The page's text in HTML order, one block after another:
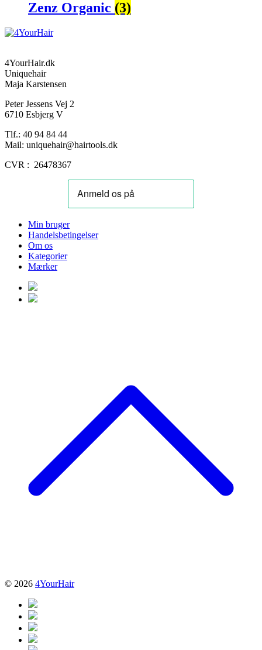
Zenz Organic (3)
4YourHair.dk
Uniquehair
Maja Karstensen
Peter Jessens Vej 2
6710 Esbjerg V
Tlf.: 40 94 84 44
Mail: uniquehair@hairtools.dk
CVR : 26478367
Min bruger
Handelsbetingelser
Om os
Kategorier
Mærker
© 2026 4YourHair